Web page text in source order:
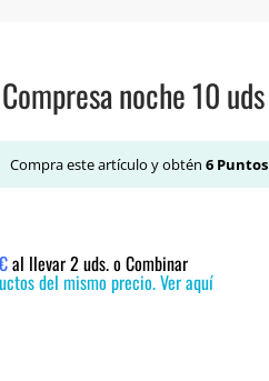
noche 10 uds
Compra este artículo y obtén 6 Puntos
al llevar 2 uds. o Combinar
del mismo precio. Ver aquí